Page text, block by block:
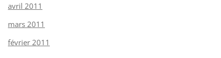
avril 2011
mars 2011
février 2011